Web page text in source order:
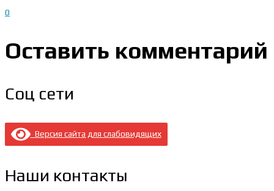
0
Оставить комментарий
Соц сети
Версия сайта для слабовидящих
Наши контакты